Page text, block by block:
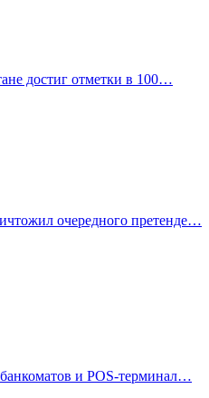
достиг отметки в 100…
очередного претенде…
и POS-терминал…